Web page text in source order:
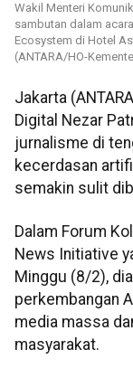
Wakil Menteri
sambutan dalam
Ecosystem di Hotel
(ANTARA/HO-
Jakarta
Digital Nezar
jurnalisme di
kecerdasan
semakin sulit
Dalam Forum
News Initiative
Minggu (8/2),
perkembangan
media massa
masyarakat.